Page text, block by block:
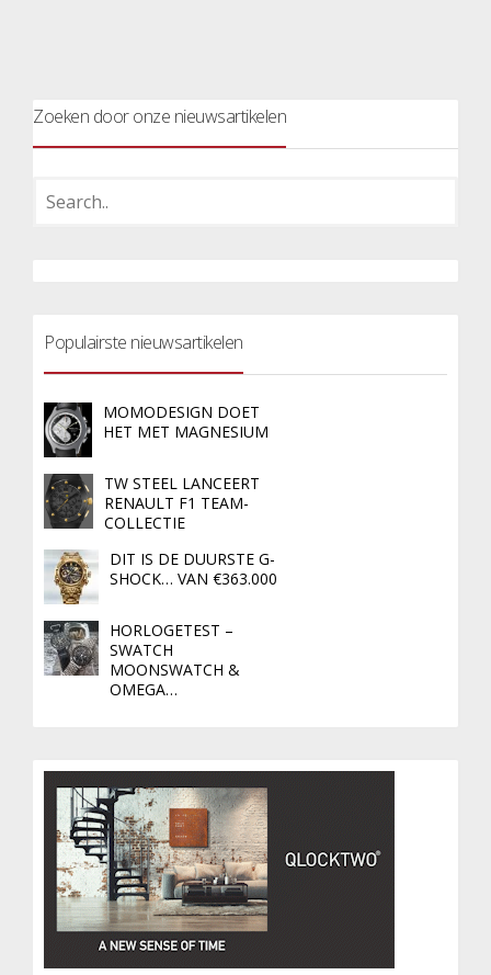
Zoeken door onze nieuwsartikelen
Populairste nieuwsartikelen
MOMODESIGN DOET
HET MET MAGNESIUM
TW STEEL LANCEERT
RENAULT F1 TEAM-
COLLECTIE
DIT IS DE DUURSTE G-
SHOCK… VAN €363.000
HORLOGETEST –
SWATCH
MOONSWATCH &
OMEGA…